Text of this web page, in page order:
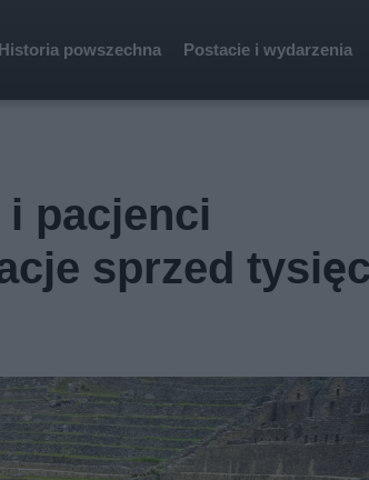
Historia powszechna Postacie i wydarzenia
pacjenci
sprzed